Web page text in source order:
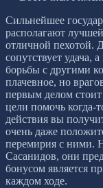
Сильнейшее
располагают
отличной пехотой.
сопутствует удача,
борьбы с другими
плачевное, но
первым делом стоит
цели помочь когда-
действия вы
очень даже
перемирия с ними.
Сасанидов, они
бонусом является
каждом ходе.